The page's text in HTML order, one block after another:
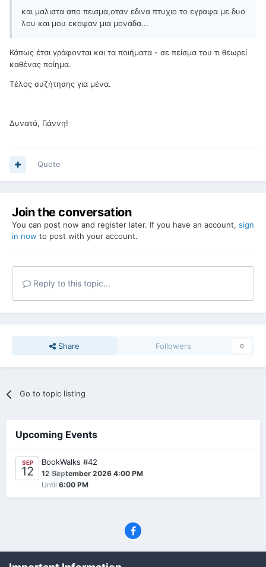
και μαλιστα απο πεισμα,οταν εδινα πτυχιο το εγραψα με δυο
λου και μου εκοψαν μια μοναδα...
Κάπως έτσι γράφονται και τα ποιήματα - σε πείσμα του τι θεωρεί
καθένας ποίημα.
Τέλος συζήτησης για μένα.
Δυνατά, Γιάννη!
Quote
Join the conversation
You can post now and register later. If you have an account, sign
in now to post with your account.
Reply to this topic...
Share Followers 0
Go to topic listing
Upcoming Events
SEP
12 0
BookWalks #42
12 September 2026 4:00 PM
Until 6:00 PM